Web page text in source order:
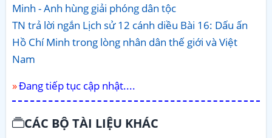
Minh - Anh hùng giải phóng dân tộc
TN trả lời ngắn Lịch sử 12 cánh diều Bài 16: Dấu ấn
Hồ Chí Minh trong lòng nhân dân thế giới và Việt
Nam
Đang tiếp tục cập nhật....
CÁC BỘ TÀI LIỆU KHÁC